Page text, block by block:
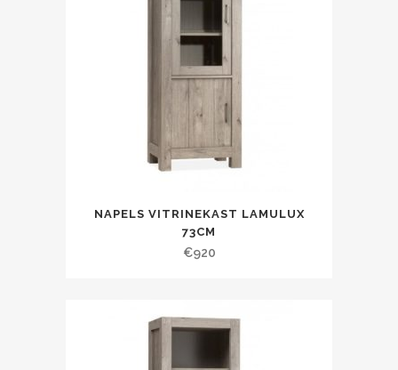
NAPELS VITRINEKAST LAMULUX
73CM
€920